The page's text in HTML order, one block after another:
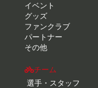
イベント
グッズ
ファンクラブ
パートナー
その他
チーム
選手・スタッフ